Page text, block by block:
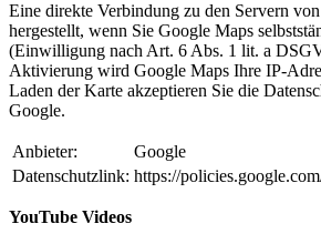
Eine direkte Verbindung zu den Servern
hergestellt, wenn Sie Google Maps
(Einwilligung nach Art. 6 Abs. 1 lit. a
Aktivierung wird Google Maps Ihre IP-
Laden der Karte akzeptieren Sie die
Google.
Anbieter:
Google
Datenschutzlink: https://
YouTube Videos